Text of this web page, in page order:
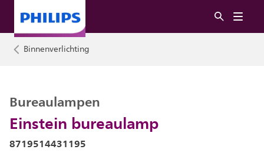
Binnenverlichting
Einstein bureaulamp
Bureaulampen
8719514431195